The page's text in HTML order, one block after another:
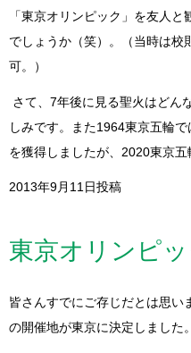
「東京オリンピック」を友人
でしょうか（笑）。（当時は校
可。）
さて、7年後に見る聖火はどん
しみです。また1964東京五輪
を獲得しましたが、2020東京
2013年9月11日投稿
東京オリンピッ
皆さんすでにご存じだとは思い
の開催地が東京に決定しました。